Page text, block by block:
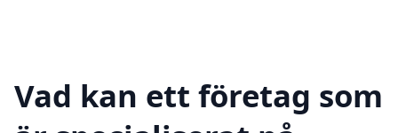
Vad kan ett företag som